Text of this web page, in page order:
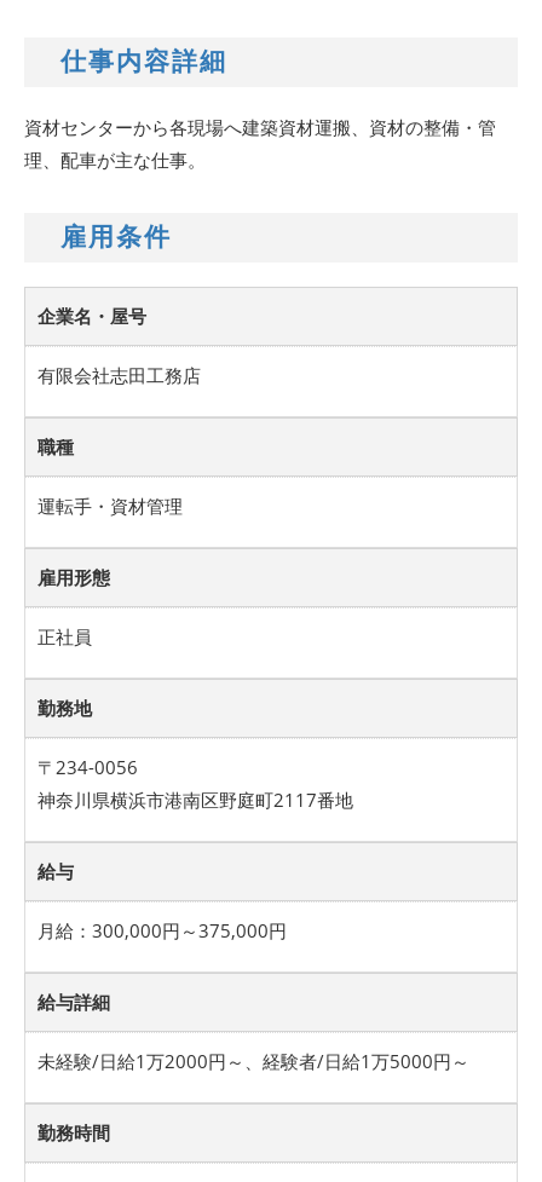
仕事内容詳細
資材センターから各現場へ建築資材運搬、資材の整備・管
理、配車が主な仕事。
雇用条件
企業名・屋号
有限会社志田工務店
職種
運転手・資材管理
雇用形態
正社員
勤務地
〒234-0056
神奈川県横浜市港南区野庭町2117番地
給与
月給：300,000円～375,000円
給与詳細
未経験/日給1万2000円～、経験者/日給1万5000円～
勤務時間